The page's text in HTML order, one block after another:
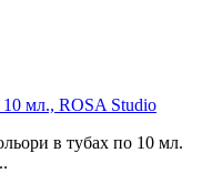
мл., ROSA Studio
в тубах по 10 мл.